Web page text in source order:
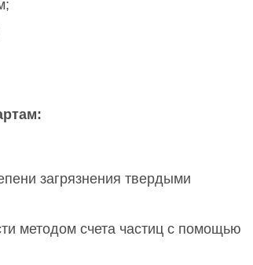
загрязнения твердыми
методом счета частиц с помощью